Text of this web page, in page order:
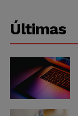
Últimas